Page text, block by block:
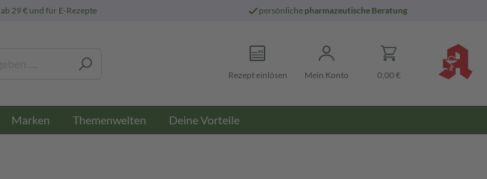
ab 29 € und für E-Rezepte persönliche pharmazeutische Beratung
Rezept einlösen Mein Konto 0,00 €
Marken Themenwelten Deine Vorteile